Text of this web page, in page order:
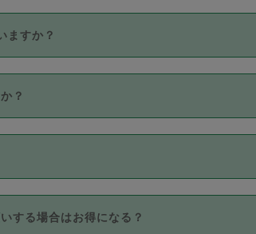
ますか？
間を超えて依頼したい場合は、延長機能をご
スカジさんに事前に相談し、合意の上事前申
ても、値引き等はございません。
？
ん自身が価格を選んで設定しています。
制限があり、レビュー件数、レビューの平均
いく仕組みになっています。
／Master／JCB／AMERICAN EXPRESS
する場合はお得になる？